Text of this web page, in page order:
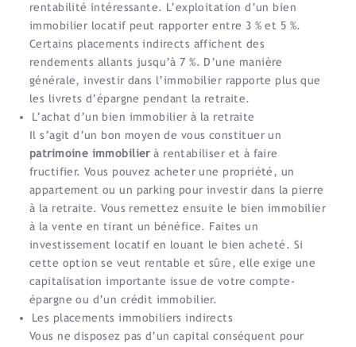
rentabilité intéressante. L’exploitation d’un bien
immobilier locatif peut rapporter entre 3 % et 5 %.
Certains placements indirects affichent des
rendements allants jusqu’à 7 %. D’une manière
générale, investir dans l’immobilier rapporte plus que
les livrets d’épargne pendant la retraite.
L’achat d’un bien immobilier à la retraite
Il s’agit d’un bon moyen de vous constituer un
patrimoine immobilierà rentabiliser et à faire
fructifier. Vous pouvez acheter une propriété, un
appartement ou un parking pour investir dans la pierre
à la retraite. Vous remettez ensuite le bien immobilier
à la vente en tirant un bénéfice. Faites un
investissement locatif en louant le bien acheté. Si
cette option se veut rentable et sûre, elle exige une
capitalisation importante issue de votre compte-
épargne ou d’un crédit immobilier.
Les placements immobiliers indirects
Vous ne disposez pas d’un capital conséquent pour